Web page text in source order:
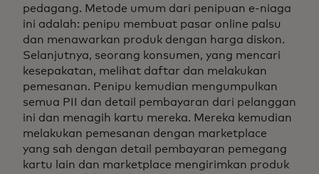
pedagang. Metode umum dari penipuan e-niaga
ini adalah: penipu membuat pasar online palsu
dan menawarkan produk dengan harga diskon.
Selanjutnya, seorang konsumen, yang mencari
kesepakatan, melihat daftar dan melakukan
pemesanan. Penipu kemudian mengumpulkan
semua PII dan detail pembayaran dari pelanggan
ini dan menagih kartu mereka. Mereka kemudian
melakukan pemesanan dengan marketplace
yang sah dengan detail pembayaran pemegang
kartu lain dan marketplace mengirimkan produk